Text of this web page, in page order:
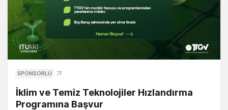
SPONSORLU
İklim ve Temiz Teknolojiler Hızlandırma
Programına Başvur